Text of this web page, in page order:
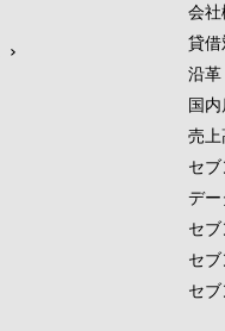
会社
貸借
沿革
国
売上
セ
デー
セブ
セ
セ